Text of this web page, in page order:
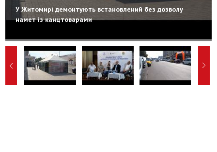
У Житомирі демонтують встановлений без дозволу
намет із канцтоварами